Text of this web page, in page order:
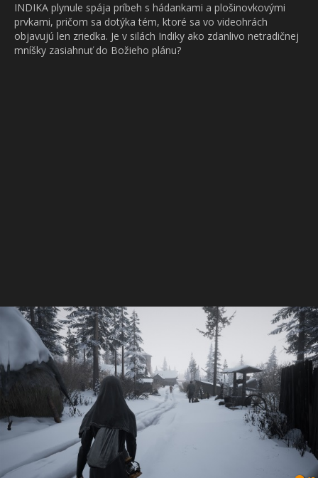
INDIKA plynule spája príbeh s hádankami a plošinovkovými
prvkami, pričom sa dotýka tém, ktoré sa vo videohrách
objavujú len zriedka. Je v silách Indiky ako zdanlivo netradičnej
mníšky zasiahnuť do Božieho plánu?